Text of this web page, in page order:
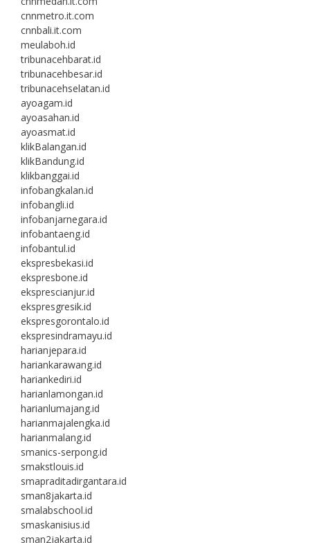
cnnmetro.it.com
cnnbali.it.com
meulaboh.id
tribunacehbarat.id
tribunacehbesar.id
tribunacehselatan.id
ayoagam.id
ayoasahan.id
ayoasmat.id
klikBalangan.id
klikBandung.id
klikbanggai.id
infobangkalan.id
infobangli.id
infobanjarnegara.id
infobantaeng.id
infobantul.id
ekspresbekasi.id
ekspresbone.id
eksprescianjur.id
ekspresgresik.id
ekspresgorontalo.id
ekspresindramayu.id
harianjepara.id
hariankarawang.id
hariankediri.id
harianlamongan.id
harianlumajang.id
harianmajalengka.id
harianmalang.id
smanics-serpong.id
smakstlouis.id
smapraditadirgantara.id
sman8jakarta.id
smalabschool.id
smaskanisius.id
sman2jakarta.id